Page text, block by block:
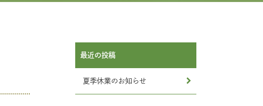
最近の投稿
夏季休業のお知らせ